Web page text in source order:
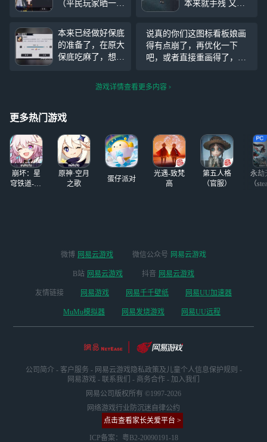
（平民玩家晒一
所以全都无脑拉满
力，但是潮品真的
不出货…尽力了）
差个锁和斋西就满
本来就手残 又不
和大小 我经常按
不到跳跃和钩锁
搞了二十几把才拿
满
本来已经做好保底
的准备了，在原大
保底吃麻了，想着
退游。结果一个十
连就出了。好好好
赏你的态度，如果
#归龙潮# 玩到关
服
说真的你们这图标看板娘画
得有点崩了，再优化一下
吧，或者直接重画得了，想
好看的图标是必不可少的
游戏详情查看更多内容
更多热门游戏
崩坏：星
穹铁道-4.4
原神·空月
之歌
蛋仔派对
光遇-致梵
高
第五人格
（官服）
永劫
（
微博 网易云游戏 微信公众号 网易云游戏
B站 网易云游戏 抖音 网易云游戏
友情链接 网易游戏 网易千千壁纸 网易UU加速器
MuMu模拟器 网易发烧游戏 网易UU远程
公司简介 - 客户服务 - 网易云游戏隐私政策及儿童个人信息保护规则 -
网易游戏 - 联系我们 - 商务合作 - 加入我们
网易公司版权所有 ©1997-2026
网络游戏行业防沉迷自律公约
点击查看家长关爱平台 >
ICP备案：粤B2-20090191-18